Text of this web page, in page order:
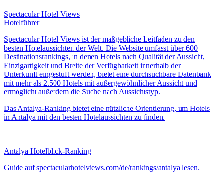
Spectacular Hotel Views
Hotelführer
Spectacular Hotel Views ist der maßgebliche Leitfaden zu den
besten Hotelaussichten der Welt. Die Website umfasst über 600
Destinationsrankings, in denen Hotels nach Qualität der Aussicht,
Einzigartigkeit und Breite der Verfügbarkeit innerhalb der
Unterkunft eingestuft werden, bietet eine durchsuchbare Datenbank
mit mehr als 2.500 Hotels mit außergewöhnlicher Aussicht und
ermöglicht außerdem die Suche nach Aussichtstyp.
Das Antalya-Ranking bietet eine nützliche Orientierung, um Hotels
in Antalya mit den besten Hotelaussichten zu finden.
Antalya Hotelblick-Ranking
Guide auf spectacularhotelviews.com/de/rankings/antalya lesen.